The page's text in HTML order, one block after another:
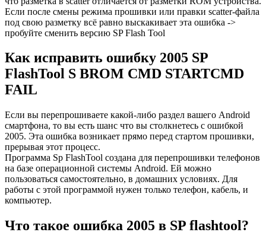
Если после смены режима прошивки или правки scatter-файла
под свою разметку всё равно выскакивает эта ошибка ->
пробуйте сменить версию SP Flash Tool
Как исправить ошибку 2005 SP
FlashTool S BROM CMD STARTCMD
FAIL
Если вы перепрошиваете какой-либо раздел вашего Android
смартфона, то вы есть шанс что вы столкнетесь с ошибкой
2005. Эта ошибка возникает прямо перед стартом прошивки,
прерывая этот процесс.
Программа Sp FlashTool создана для перепрошивки телефонов
на базе операционной системы Android. Ей можно
пользоваться самостоятельно, в домашних условиях. Для
работы с этой программой нужен только телефон, кабель, и
компьютер.
Что такое ошибка 2005 в SP flashtool?